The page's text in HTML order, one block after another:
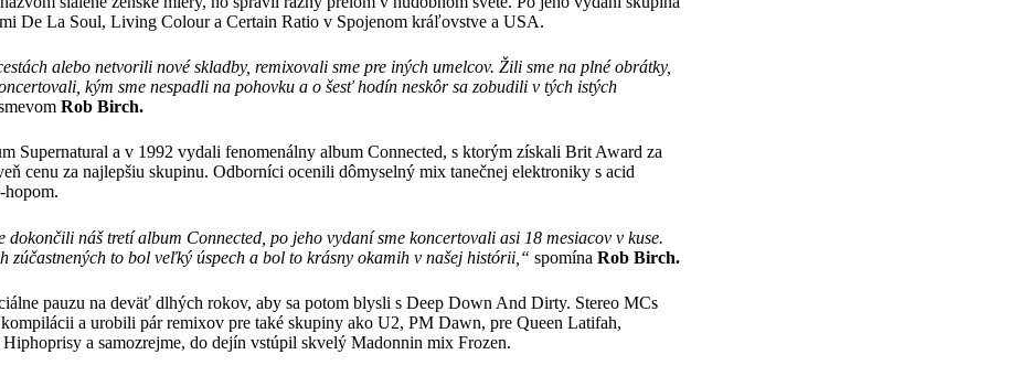
De La Soul, Living Colour a Certain Ratio v Spojenom kráľovstve a USA.
alebo netvorili nové skladby, remixovali sme pre iných umelcov. Žili sme na plné obrátky,
kým sme nespadli na pohovku a o šesť hodín neskôr sa zobudili v tých istých
Rob Birch.
Supernatural a v 1992 vydali fenomenálny album Connected, s ktorým získali Brit Award za
cenu za najlepšiu skupinu. Odborníci ocenili dômyselný mix tanečnej elektroniky s acid
hopom.
dokončili náš tretí album Connected, po jeho vydaní sme koncertovali asi 18 mesiacov v kuse.
zúčastnených to bol veľký úspech a bol to krásny okamih v našej histórii,“ spomína Rob Birch.
pauzu na deväť dlhých rokov, aby sa potom blysli s Deep Down And Dirty. Stereo MCs
a urobili pár remixov pre také skupiny ako U2, PM Dawn, pre Queen Latifah,
a samozrejme, do dejín vstúpil skvelý Madonnin mix Frozen.